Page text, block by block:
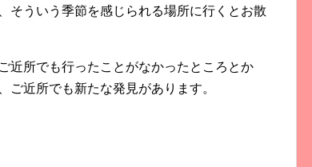
そういう季節を感じられる場所に行くとお散
所でも行ったことがなかったところとか
近所でも新たな発見があります。